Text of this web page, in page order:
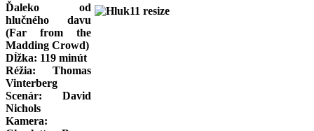
Ďaleko od
hlučného davu
(Far from the
Madding Crowd)
Dĺžka: 119 minút
Réžia: Thomas
Vinterberg
Scenár: David
Nichols
Kamera: